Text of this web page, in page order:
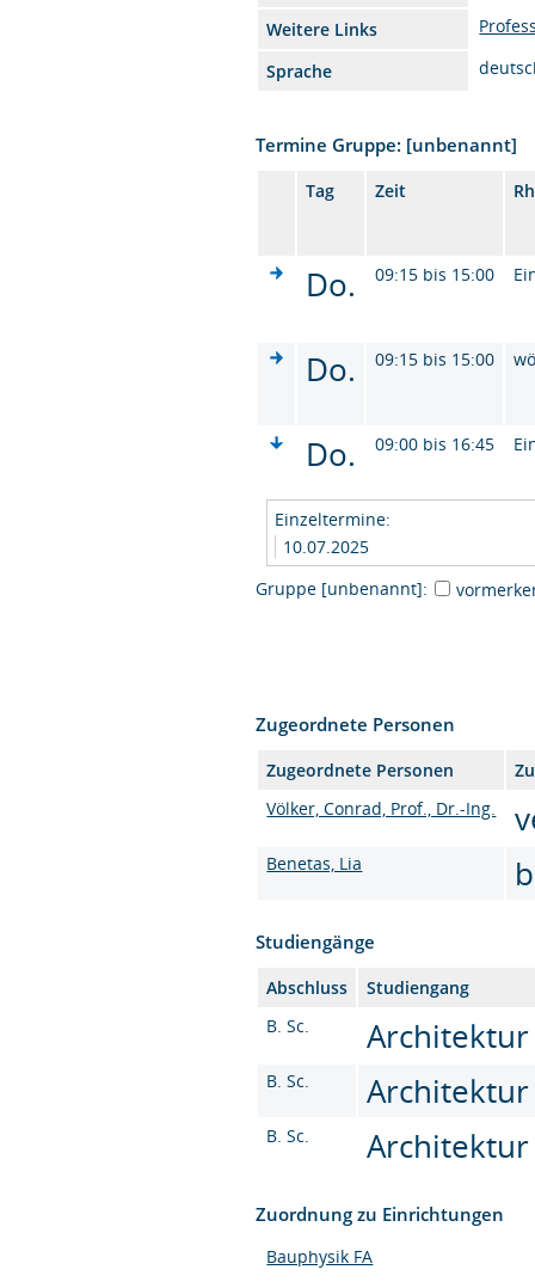
Weitere Links
Sprache
Termine Gruppe: [unbenannt]
Tag Zeit
Do. 09:15 bis 15:00
Do. 09:15 bis 15:00
Do. 09:00 bis 16:45
Einzeltermine:
10.07.2025
Gruppe [unbenannt]:
Zugeordnete Personen
Zugeordnete Personen
Völker, Conrad, Prof., Dr.-Ing.
Benetas, Lia
Studiengänge
Abschluss
Studiengang
B. Sc.
Architektur
B. Sc. Architektur
B. Sc. Architektur
Zuordnung zu Einrichtungen
Bauphysik FA